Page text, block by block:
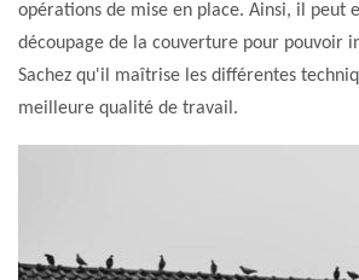
opérations de mise en place. Ainsi, il peut
découpage de la couverture pour pouvoir
Sachez qu'il maîtrise les différentes
meilleure qualité de travail.